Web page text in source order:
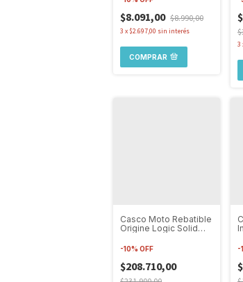
$8.091,00 $8.990,00
3 x $2.697,00 sin interés
COMPRAR
3
Casco Moto Rebatible
Origine Logic Solid
-10% OFF
$208.710,00
-